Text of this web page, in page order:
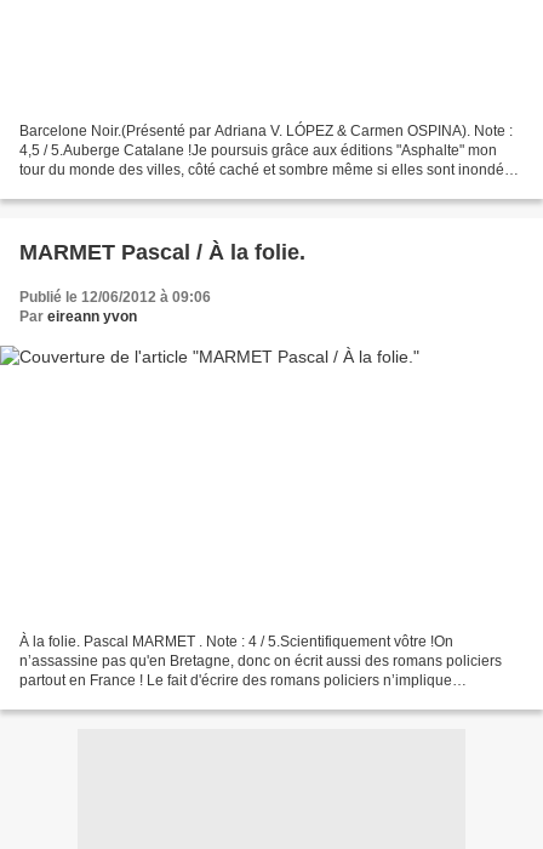
Barcelone Noir.(Présenté par Adriana V. LÓPEZ & Carmen OSPINA). Note :
4,5 / 5.Auberge Catalane !Je poursuis grâce aux éditions "Asphalte" mon
tour du monde des villes, côté caché et sombre même si elles sont inondées
MARMET Pascal / À la folie.
Publié le 12/06/2012 à 09:06
Par eireann yvon
À la folie. Pascal MARMET . Note : 4 / 5.Scientifiquement vôtre !On
n’assassine pas qu'en Bretagne, donc on écrit aussi des romans policiers
partout en France ! Le fait d'écrire des romans policiers n’implique